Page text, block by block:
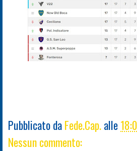
Pubblicato daFede.Cap.alle
Nessun commento: